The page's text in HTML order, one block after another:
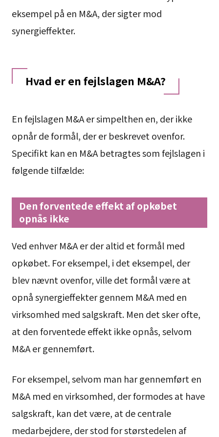
eksempel på en M&A, der sigter mod
synergieffekter.
Hvad er en fejlslagen M&A?
En fejlslagen M&A er simpelthen en, der ikke
opnår de formål, der er beskrevet ovenfor.
Specifikt kan en M&A betragtes som fejlslagen i
følgende tilfælde:
Den forventede effekt af opkøbet
opnås ikke
Ved enhver M&A er der altid et formål med
opkøbet. For eksempel, i det eksempel, der
blev nævnt ovenfor, ville det formål være at
opnå synergieffekter gennem M&A med en
virksomhed med salgskraft. Men det sker ofte,
at den forventede effekt ikke opnås, selvom
M&A er gennemført.
For eksempel, selvom man har gennemført en
M&A med en virksomhed, der formodes at have
salgskraft, kan det være, at de centrale
medarbejdere, der stod for størstedelen af